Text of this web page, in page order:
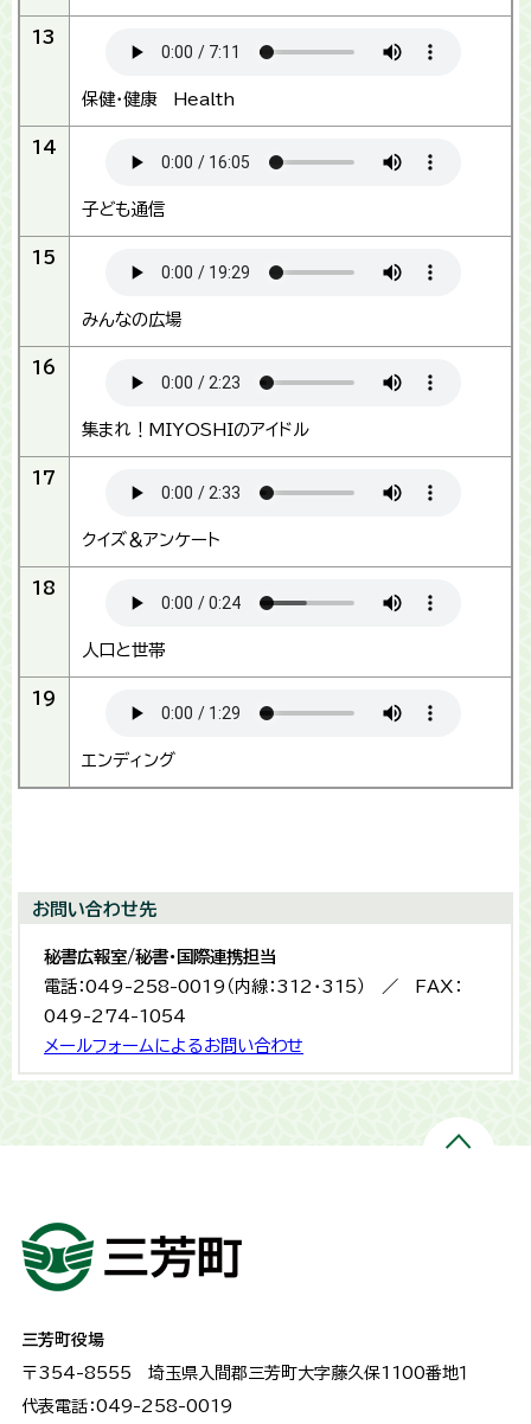
13
保健・健康 Health
14
子ども通信
15
みんなの広場
16
集まれ！MIYOSHIのアイドル
17
クイズ＆アンケート
18
人口と世帯
19
エンディング
お問い合わせ先
秘書広報室/秘書・国際連携担当
電話：049-258-0019（内線：312・315） ／ FAX：
049-274-1054
メールフォームによるお問い合わせ
三芳町役場
〒354-8555 埼玉県入間郡三芳町大字藤久保1100番地１
代表電話：049-258-0019